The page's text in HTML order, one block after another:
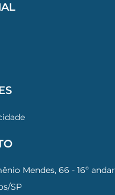
Mendes, 66 - 16º andar
SP